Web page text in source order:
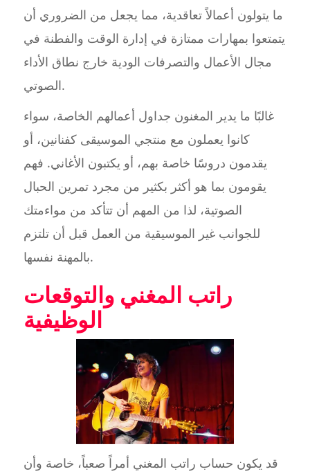
ما يتولون أعمالاً تعاقدية، مما يجعل من الضروري أن
يتمتعوا بمهارات ممتازة في إدارة الوقت والفطنة في
مجال الأعمال والتصرفات الودية خارج نطاق الأداء
الصوتي.
غالبًا ما يدير المغنون جداول أعمالهم الخاصة، سواء
كانوا يعملون مع منتجي الموسيقى كفنانين، أو
يقدمون دروسًا خاصة بهم، أو يكتبون الأغاني. فهم
يقومون بما هو أكثر بكثير من مجرد تمرين الحبال
الصوتية، لذا من المهم أن تتأكد من مواءمتك
للجوانب غير الموسيقية من العمل قبل أن تلتزم
بالمهنة نفسها.
راتب المغني والتوقعات
الوظيفية
قد يكون حساب راتب المغني أمراً صعباً، خاصة وأن